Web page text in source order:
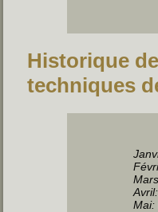
Historique
techniques
Avril:
Mai: